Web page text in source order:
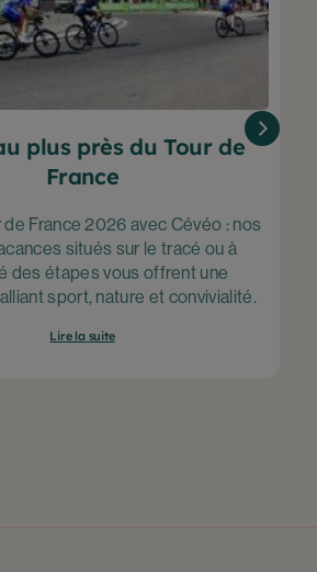
plus près du Tour de
France
de France 2026 avec Cévéo : nos
situés sur le tracé ou à
des étapes vous offrent une
sport, nature et convivialité.
Lire la suite